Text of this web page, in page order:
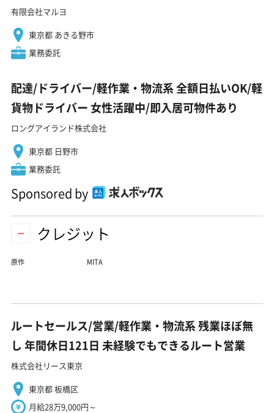
有限会社マルヨ
東京都 あきる野市
業務委託
配達/ドライバー/軽作業・物流系 全額日払いOK/軽
貨物ドライバー 女性活躍中/即入居可物件あり
ロングアイランド株式会社
東京都 日野市
業務委託
Sponsored by
クレジット
原作 MITA
ルートセールス/営業/軽作業・物流系 残業ほぼ無
し 年間休日121日 未経験でもできるルート営業
株式会社リース東京
東京都 板橋区
月給28万9,000円～